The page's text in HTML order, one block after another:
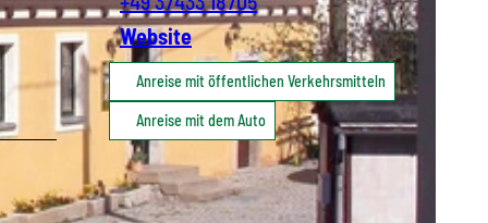
Website
Anreise mit öffentlichen Verkehrsmitteln
Anreise mit dem Auto